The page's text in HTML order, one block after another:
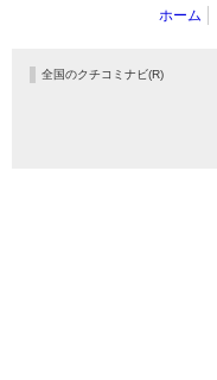
ホーム
全国のクチコミナビ(R)